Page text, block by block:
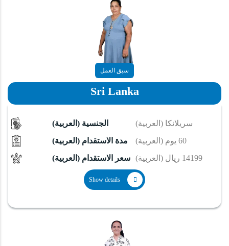
سبق العمل
Sri Lanka
(العربية) الجنسية
(العربية) سريلانكا
(العربية) مدة الاستقدام
(العربية) 60 يوم
(العربية) سعر الاستقدام
(العربية) 14199 ريال
Show details